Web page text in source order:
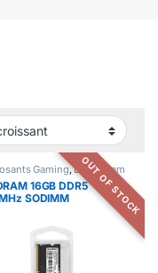
Gaming,DDR5, Ram
16GB DDR5
SODIMM
OUT OF STOCK